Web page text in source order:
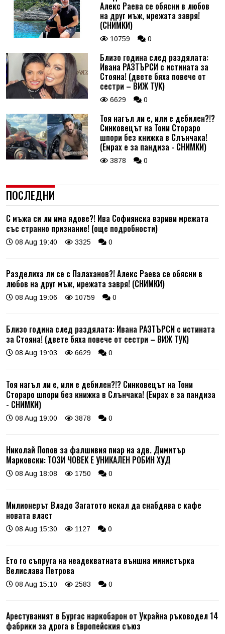
Алекс Раева се обясни в любов
на друг мъж, мрежата завря!
(СНИМКИ)
10759 0
Близо година след раздялата:
Ивана РАЗТЪРСИ с истината за
Стояна! (двете бяха повече от
сестри – ВИЖ ТУК)
6629 0
Тоя нагъл ли е, или е дебилен?!?
Синковецът на Тони Стораро
шпори без книжка в Слънчака!
(Емрах е за пандиза - СНИМКИ)
3878 0
ПОСЛЕДНИ
С мъжа си ли има ядове?! Ива Софиянска взриви мрежата
със странно признание! (още подробности)
08 Aug 19:40 3325 0
Разделиха ли се с Палаханов?! Алекс Раева се обясни в
любов на друг мъж, мрежата завря! (СНИМКИ)
08 Aug 19:06 10759 0
Близо година след раздялата: Ивана РАЗТЪРСИ с истината
за Стояна! (двете бяха повече от сестри – ВИЖ ТУК)
08 Aug 19:03 6629 0
Тоя нагъл ли е, или е дебилен?!? Синковецът на Тони
Стораро шпори без книжка в Слънчака! (Емрах е за пандиза
- СНИМКИ)
08 Aug 19:00 3878 0
Николай Попов за фалшивия пиар на адв. Димитър
Марковски: ТОЗИ ЧОВЕК Е УНИКАЛЕН РОБИН ХУД
08 Aug 18:08 1750 0
Милионерът Владо Загатото искал да снабдява с кафе
новата власт
08 Aug 15:30 1127 0
Ето го съпруга на неадекватната външна министърка
Велислава Петрова
08 Aug 15:10 2583 0
Арестуваният в Бургас наркобарон от Украйна ръководел 14
фабрики за дрога в Европейския съюз